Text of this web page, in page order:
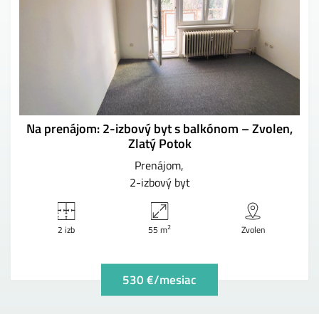
Na prenájom: 2-izbový byt s balkónom – Zvolen,
Zlatý Potok
Prenájom
2-izbový byt
2 izb 55 m2 Zvolen
530 €/mesiac